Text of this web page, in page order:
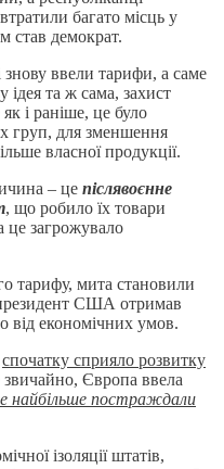
багато місць у
став демократ.
знову ввели тарифи, а саме
ідея та ж сама, захист
і раніше, це було
груп, для зменшення
власної продукції.
– це післявоєнне
, що робило їх товари
загрожувало
тарифу, мита становили
США отримав
від економічних умов.
спочатку сприяло розвитку
звичайно, Європа ввела
найбільше постраждали
ізоляції штатів,